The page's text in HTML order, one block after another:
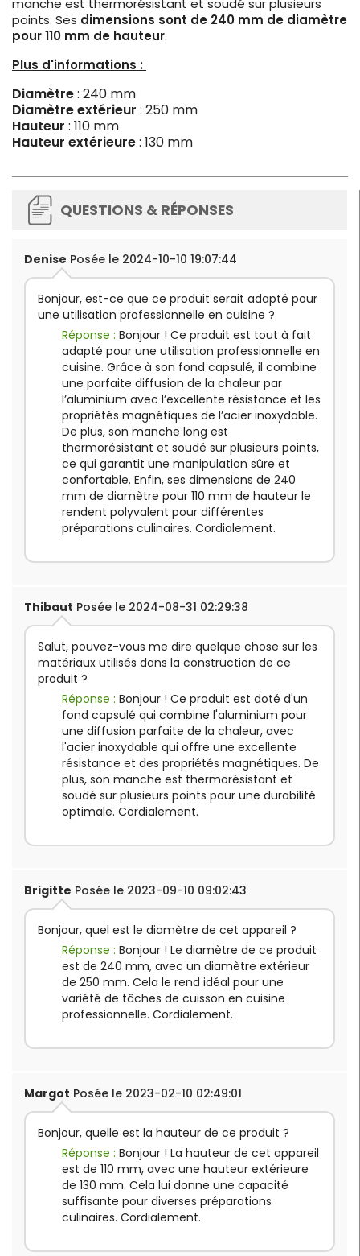
manche est thermorésistant et soudé sur plusieurs
points. Ses dimensions sont de 240 mm de diamètre
pour 110 mm de hauteur.
Plus d'informations :
Diamètre: 240 mm
Diamètre extérieur : 250 mm
Hauteur : 110 mm
Hauteur extérieure: 130 mm
QUESTIONS & RÉPONSES
Denise Posée le 2024-10-10 19:07:44
Bonjour, est-ce que ce produit serait adapté pour
une utilisation professionnelle en cuisine ?
Réponse : Bonjour ! Ce produit est tout à fait
adapté pour une utilisation professionnelle en
cuisine. Grâce à son fond capsulé, il combine
une parfaite diffusion de la chaleur par
l’aluminium avec l’excellente résistance et les
propriétés magnétiques de l’acier inoxydable.
De plus, son manche long est
thermorésistant et soudé sur plusieurs points,
ce qui garantit une manipulation sûre et
confortable. Enfin, ses dimensions de 240
mm de diamètre pour 110 mm de hauteur le
rendent polyvalent pour différentes
préparations culinaires. Cordialement.
Thibaut Posée le 2024-08-31 02:29:38
Salut, pouvez-vous me dire quelque chose sur les
matériaux utilisés dans la construction de ce
produit ?
Réponse : Bonjour ! Ce produit est doté d'un
fond capsulé qui combine l'aluminium pour
une diffusion parfaite de la chaleur, avec
l'acier inoxydable qui offre une excellente
résistance et des propriétés magnétiques. De
plus, son manche est thermorésistant et
soudé sur plusieurs points pour une durabilité
optimale. Cordialement.
Brigitte Posée le 2023-09-10 09:02:43
Bonjour, quel est le diamètre de cet appareil ?
Réponse : Bonjour ! Le diamètre de ce produit
est de 240 mm, avec un diamètre extérieur
de 250 mm. Cela le rend idéal pour une
variété de tâches de cuisson en cuisine
professionnelle. Cordialement.
Margot Posée le 2023-02-10 02:49:01
Bonjour, quelle est la hauteur de ce produit ?
Réponse : Bonjour ! La hauteur de cet appareil
est de 110 mm, avec une hauteur extérieure
de 130 mm. Cela lui donne une capacité
suffisante pour diverses préparations
culinaires. Cordialement.